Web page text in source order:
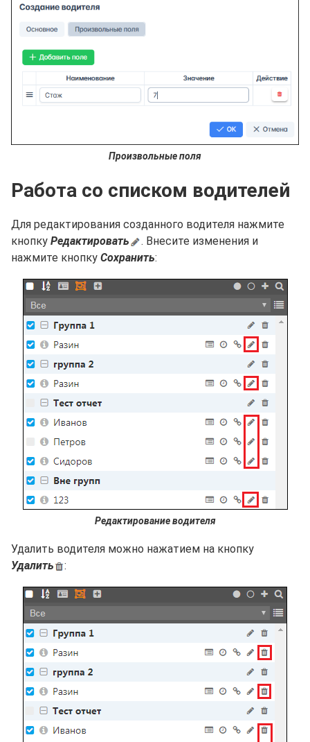
Произвольные поля
Работа со списком водителей
Для редактирования созданного водителя нажмите
кнопку Редактировать
. Внесите изменения и
нажмите кнопку Сохранить:
Редактирование водителя
Удалить водителя можно нажатием на кнопку
Удалить
: